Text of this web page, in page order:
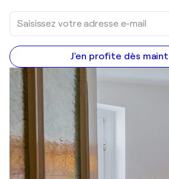
J'en profite dès